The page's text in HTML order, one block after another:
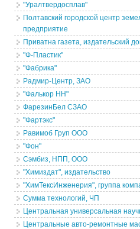
"Уралтвердосплав"
Полтавский городской центр
предприятие
Приватна газета, издательский
"Ф-Пластик"
"Фабрика"
Радмир-Центр, ЗАО
"Фалькор НН"
ФарезинБел СЗАО
"Фартэкс"
Равимоб Груп ООО
"Фон"
Сэмбиз, НПП, ООО
"Химиздат", издательство
"ХимТексИнженерия", группа
Сумма технологий, ЧП
Центральная универсальная
Центральные авто-ремонтные